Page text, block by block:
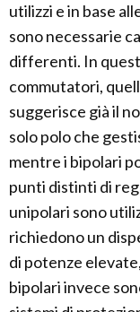
utilizzi e in base
sono necessarie
differenti. In
commutatori,
suggerisce già il
solo polo che
mentre i bipolari
punti distinti di
unipolari sono
richiedono un
di potenze
bipolari invece